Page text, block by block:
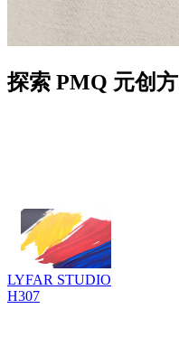
探索 PMQ 元创方
LYFAR STUDIO
H307